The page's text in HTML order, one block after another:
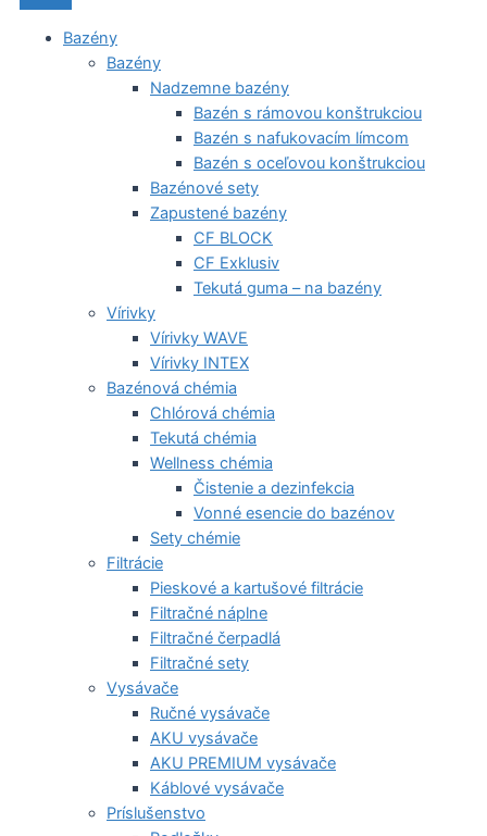
Bazény
Bazény
Nadzemne bazény
Bazén s rámovou konštrukciou
Bazén s nafukovacím límcom
Bazén s oceľovou konštrukciou
Bazénové sety
Zapustené bazény
CF BLOCK
CF Exklusiv
Tekutá guma – na bazény
Vírivky
Vírivky WAVE
Vírivky INTEX
Bazénová chémia
Chlórová chémia
Tekutá chémia
Wellness chémia
Čistenie a dezinfekcia
Vonné esencie do bazénov
Sety chémie
Filtrácie
Pieskové a kartušové filtrácie
Filtračné náplne
Filtračné čerpadlá
Filtračné sety
Vysávače
Ručné vysávače
AKU vysávače
AKU PREMIUM vysávače
Káblové vysávače
Príslušenstvo